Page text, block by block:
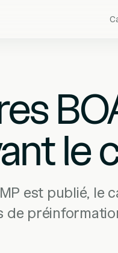
le
est publié, le
de